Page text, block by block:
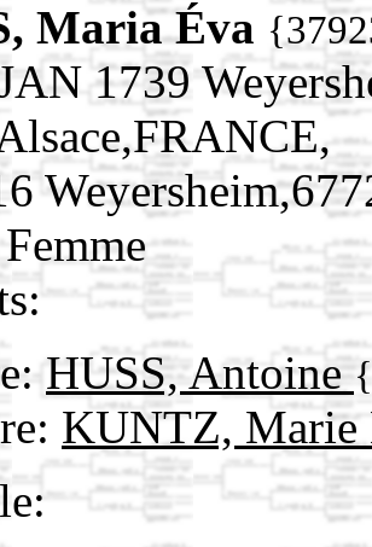
Maria Éva
1739
HUSS, Antoine
KUNTZ,